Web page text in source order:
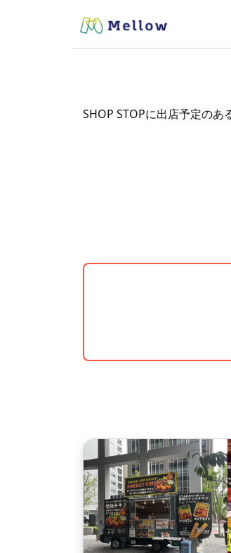
SHOP STOPに出店予定のあ